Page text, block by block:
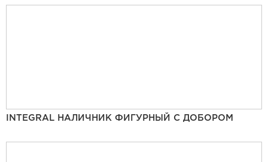
INTEGRAL НАЛИЧНИК ФИГУРНЫЙ С ДОБОРОМ